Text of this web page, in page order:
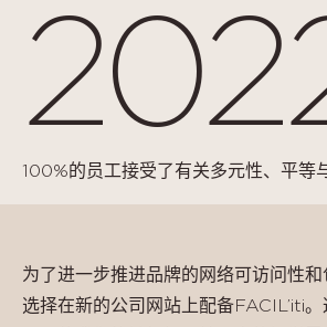
100%的员工接受了有关多元性、平等
为了进一步推进品牌的网络可访问性和
选择在新的公司网站上配备FACIL’iti